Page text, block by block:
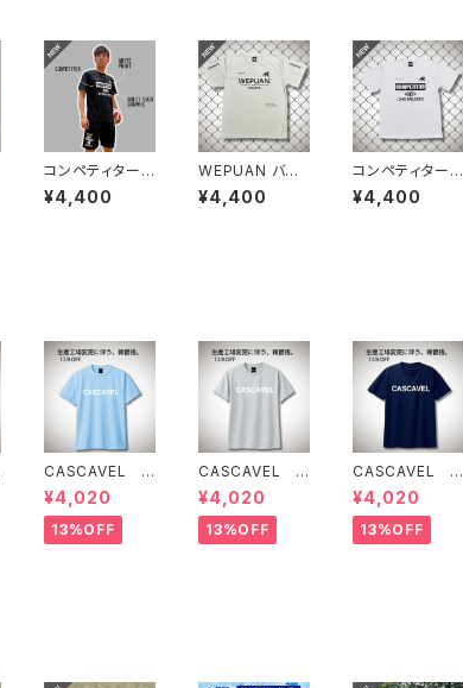
コンペティタープ
ラシャツ ブラッ
クホワイト
¥4,400
WEPUAN バッ
クビッグロゴプラ
シャツ シルバ
¥4,400
コンペティタープ
ラシャツ ホワ
イトブラック
¥4,400
CASCAVEL ス
タンダードプラク
ティスシャツ ラ
イトブルー
¥4,020
13%OFF
CASCAVEL ス
タンダードプラク
ティスシャツ シ
ルバーグレー
¥4,020
13%OFF
CASCAVEL ス
タンダードプラク
ティスシャツ ネ
イビー
¥4,020
13%OFF